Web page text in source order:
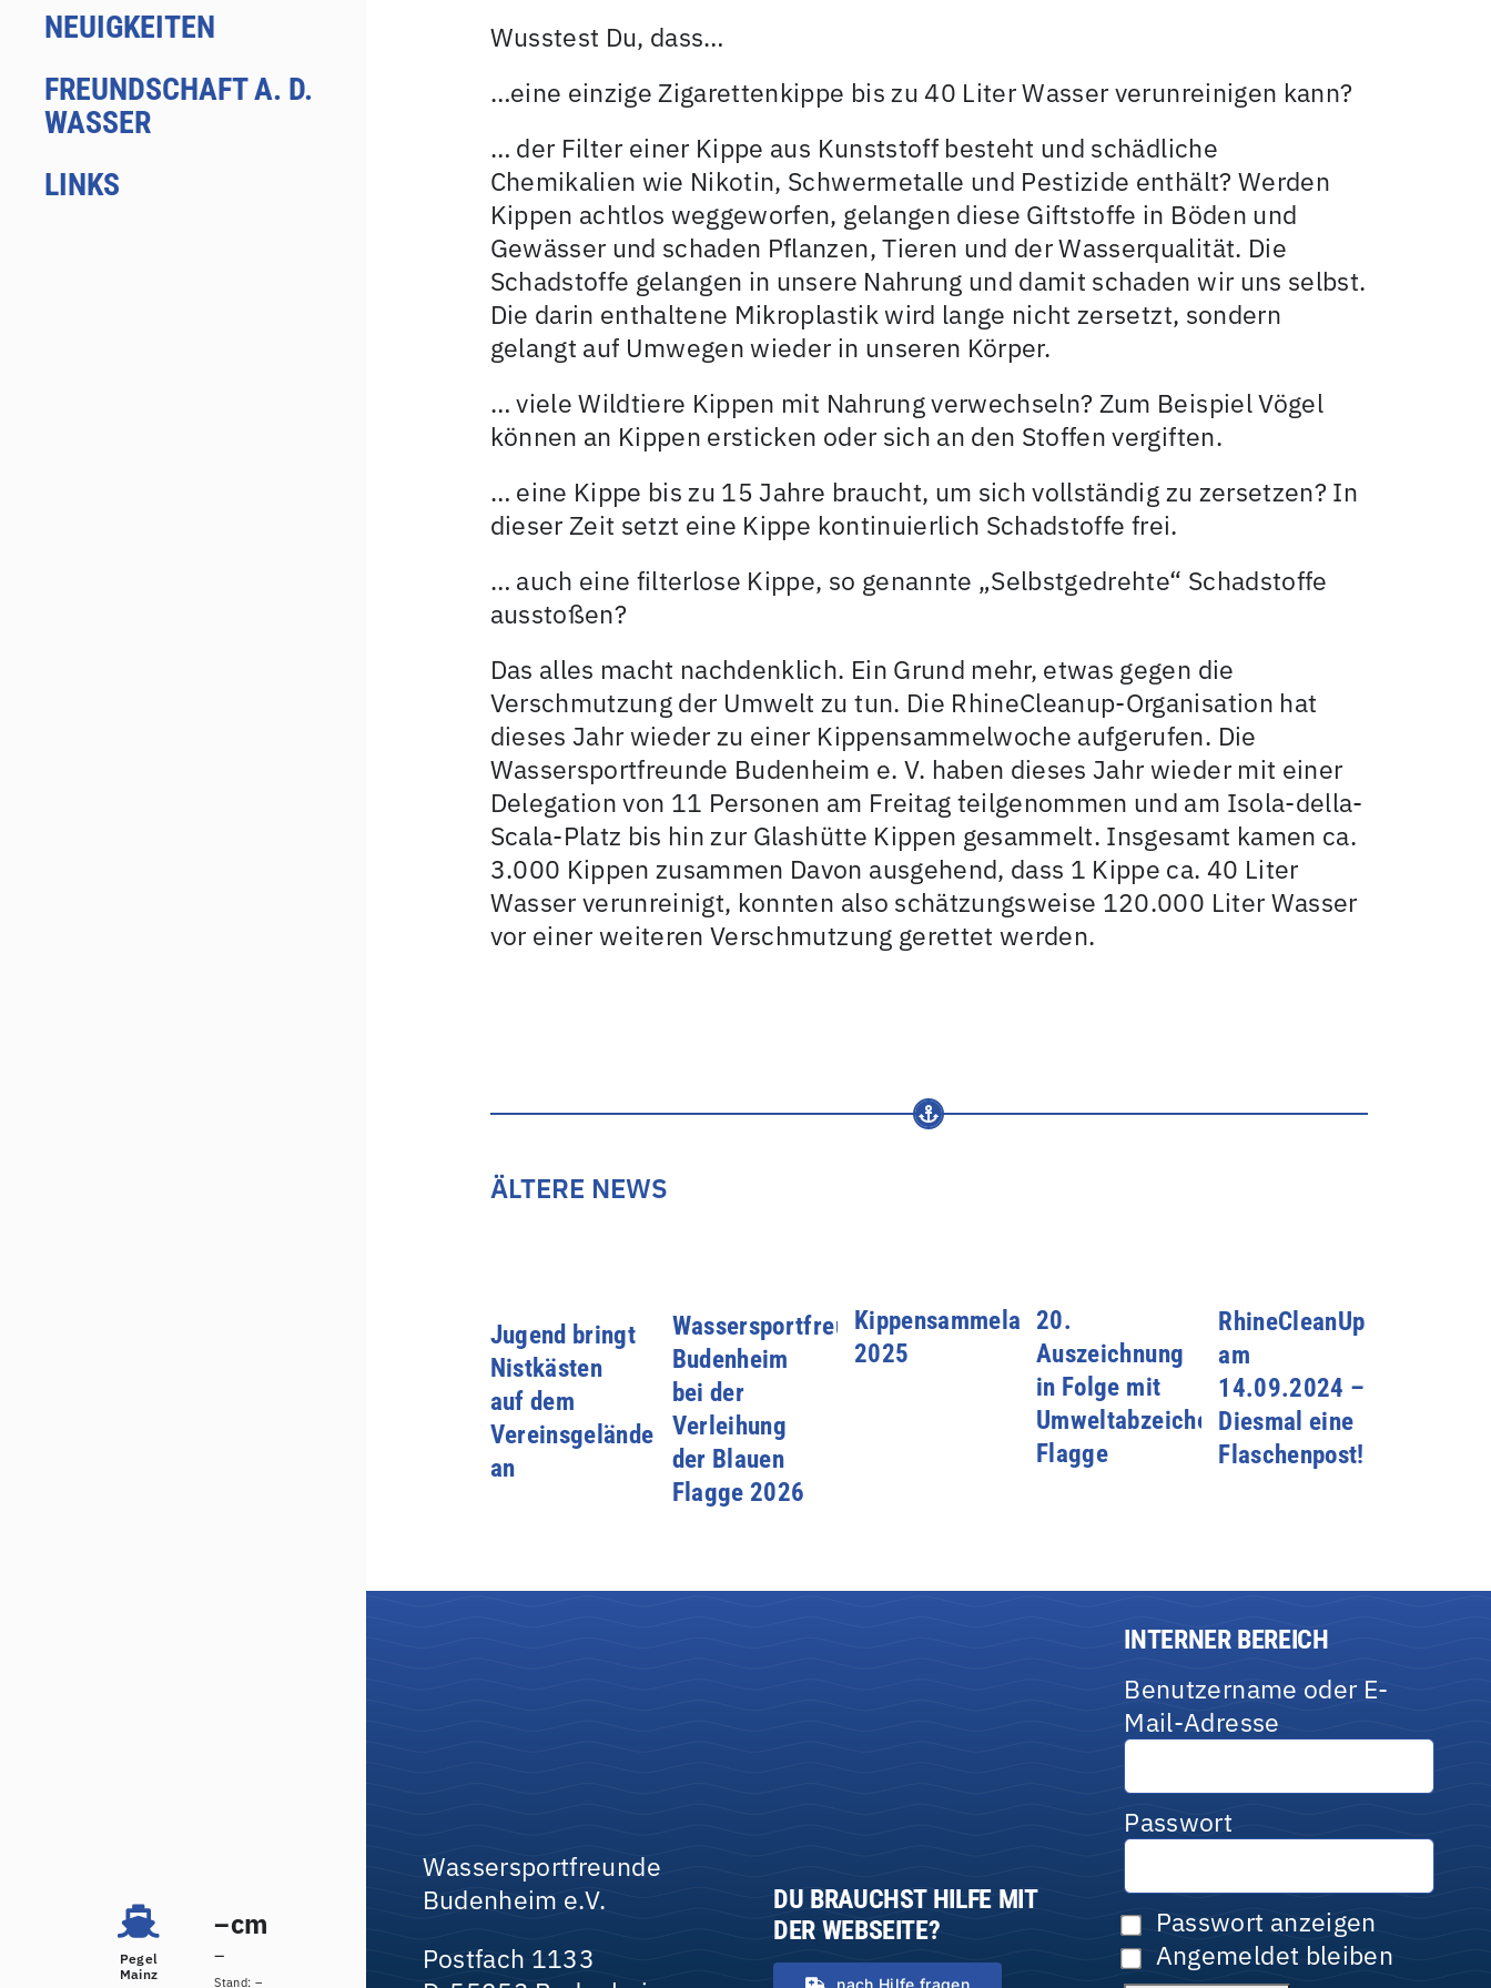
NEUIGKEITEN
FREUNDSCHAFT A. D.
WASSER
LINKS
Pegel
Mainz
–cm
–
Stand: –
Wusstest Du, dass…
…eine einzige Zigarettenkippe bis zu 40 Liter Wasser verunreinigen kann?
… der Filter einer Kippe aus Kunststoff besteht und schädliche
Chemikalien wie Nikotin, Schwermetalle und Pestizide enthält? Werden
Kippen achtlos weggeworfen, gelangen diese Giftstoffe in Böden und
Gewässer und schaden Pflanzen, Tieren und der Wasserqualität. Die
Schadstoffe gelangen in unsere Nahrung und damit schaden wir uns selbst.
Die darin enthaltene Mikroplastik wird lange nicht zersetzt, sondern
gelangt auf Umwegen wieder in unseren Körper.
… viele Wildtiere Kippen mit Nahrung verwechseln? Zum Beispiel Vögel
können an Kippen ersticken oder sich an den Stoffen vergiften.
… eine Kippe bis zu 15 Jahre braucht, um sich vollständig zu zersetzen? In
dieser Zeit setzt eine Kippe kontinuierlich Schadstoffe frei.
… auch eine filterlose Kippe, so genannte „Selbstgedrehte“ Schadstoffe
ausstoßen?
Das alles macht nachdenklich. Ein Grund mehr, etwas gegen die
Verschmutzung der Umwelt zu tun. Die RhineCleanup-Organisation hat
dieses Jahr wieder zu einer Kippensammelwoche aufgerufen. Die
Wassersportfreunde Budenheim e. V. haben dieses Jahr wieder mit einer
Delegation von 11 Personen am Freitag teilgenommen und am Isola-della-
Scala-Platz bis hin zur Glashütte Kippen gesammelt. Insgesamt kamen ca.
3.000 Kippen zusammen Davon ausgehend, dass 1 Kippe ca. 40 Liter
Wasser verunreinigt, konnten also schätzungsweise 120.000 Liter Wasser
vor einer weiteren Verschmutzung gerettet werden.
ÄLTERE NEWS
Jugend bringt
Nistkästen
auf dem
Vereinsgelände
an
Wassersportfreunde
Budenheim
bei der
Verleihung
der Blauen
Flagge 2026
Kippensammelaktion
2025
20.
Auszeichnung
in Folge mit
Umweltabzeichen Blaue
Flagge
RhineCleanUp
am
14.09.2024 –
Diesmal eine
Flaschenpost!
Wassersportfreunde
Budenheim e.V.
Postfach 1133
DU BRAUCHST HILFE MIT
DER WEBSEITE?
nach Hilfe fragen
INTERNER BEREICH
Benutzername oder E-
Mail-Adresse
Passwort
Passwort anzeigen
Angemeldet bleiben